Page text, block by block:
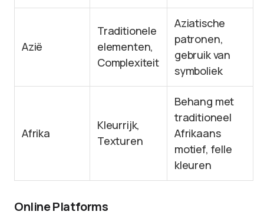
Azië
Traditionele
elementen,
Complexiteit
Aziatische
patronen,
gebruik van
symboliek
Afrika
Kleurrijk,
Texturen
Behang met
traditioneel
Afrikaans
motief, felle
kleuren
Online Platforms